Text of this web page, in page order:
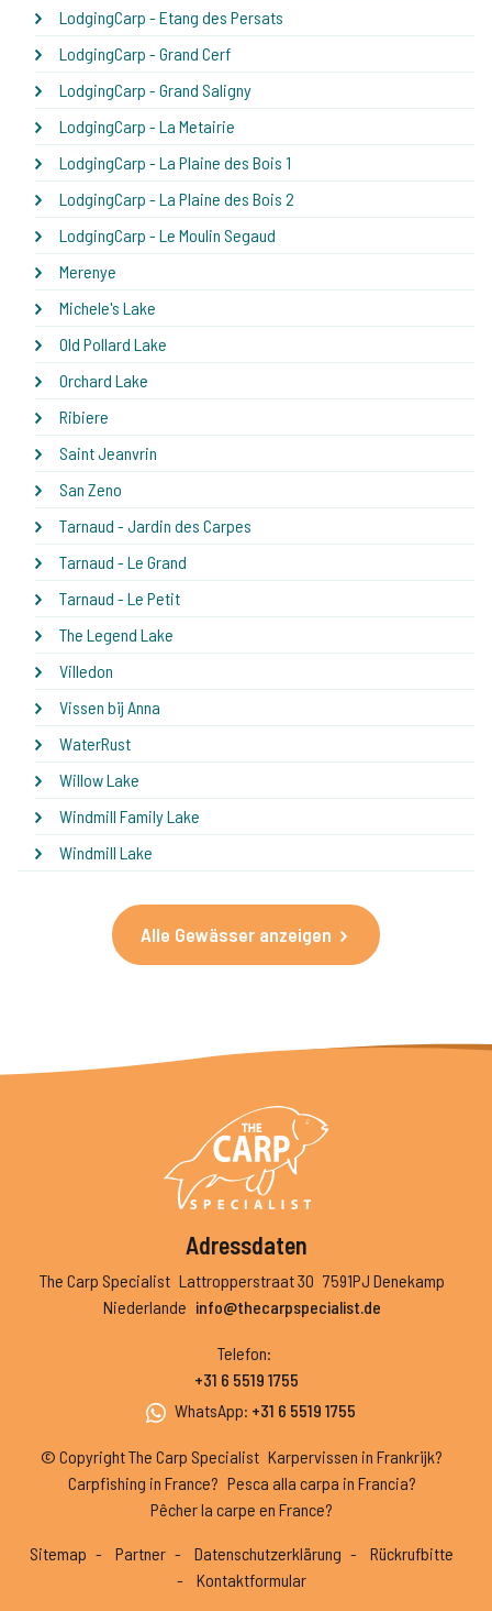
LodgingCarp - Etang des Persats
LodgingCarp - Grand Cerf
LodgingCarp - Grand Saligny
LodgingCarp - La Metairie
LodgingCarp - La Plaine des Bois 1
LodgingCarp - La Plaine des Bois 2
LodgingCarp - Le Moulin Segaud
Merenye
Michele's Lake
Old Pollard Lake
Orchard Lake
Ribiere
Saint Jeanvrin
San Zeno
Tarnaud - Jardin des Carpes
Tarnaud - Le Grand
Tarnaud - Le Petit
The Legend Lake
Villedon
Vissen bij Anna
WaterRust
Willow Lake
Windmill Family Lake
Windmill Lake
Alle Gewässer anzeigen
Adressdaten
The Carp Specialist Lattropperstraat 30 7591PJ Denekamp
Niederlande info@thecarpspecialist.de
Telefon:
+31 6 5519 1755
WhatsApp: +31 6 5519 1755
© Copyright The Carp Specialist Karpervissen in Frankrijk?
Carpfishing in France? Pesca alla carpa in Francia?
Pêcher la carpe en France?
Sitemap Partner Datenschutzerklärung
Rückrufbitte
Kontaktformular